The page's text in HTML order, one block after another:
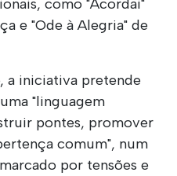
como "Acordai"
e "Ode à Alegria" de
a iniciativa pretende
"linguagem
pontes, promover
comum", num
por tensões e